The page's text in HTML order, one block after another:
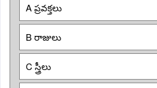
A ప్రవక్తలు
B రాజులు
C స్త్రీలు